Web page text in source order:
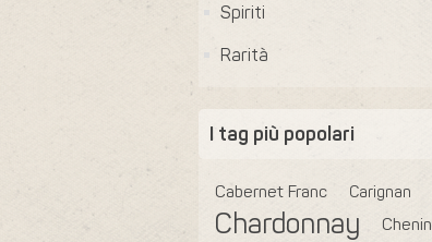
Spiriti
Rarità
I tag più popolari
Cabernet Franc Carignan
Chardonnay
Chenin